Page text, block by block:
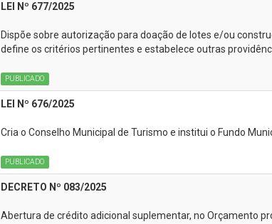
LEI Nº 677/2025
Dispõe sobre autorização para doação de lotes e/ou
define os critérios pertinentes e estabelece outras
PUBLICADO
LEI Nº 676/2025
Cria o Conselho Municipal de Turismo e institui o Fundo
PUBLICADO
DECRETO Nº 083/2025
Abertura de crédito adicional suplementar, no Orçamento